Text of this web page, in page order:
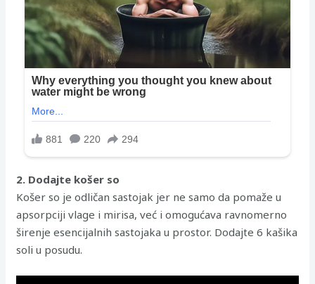
2. Dodajte košer so
Košer so je odličan sastojak jer ne samo da pomaže u
apsorpciji vlage i mirisa, već i omogućava ravnomerno
širenje esencijalnih sastojaka u prostor. Dodajte 6 kašika
soli u posudu.